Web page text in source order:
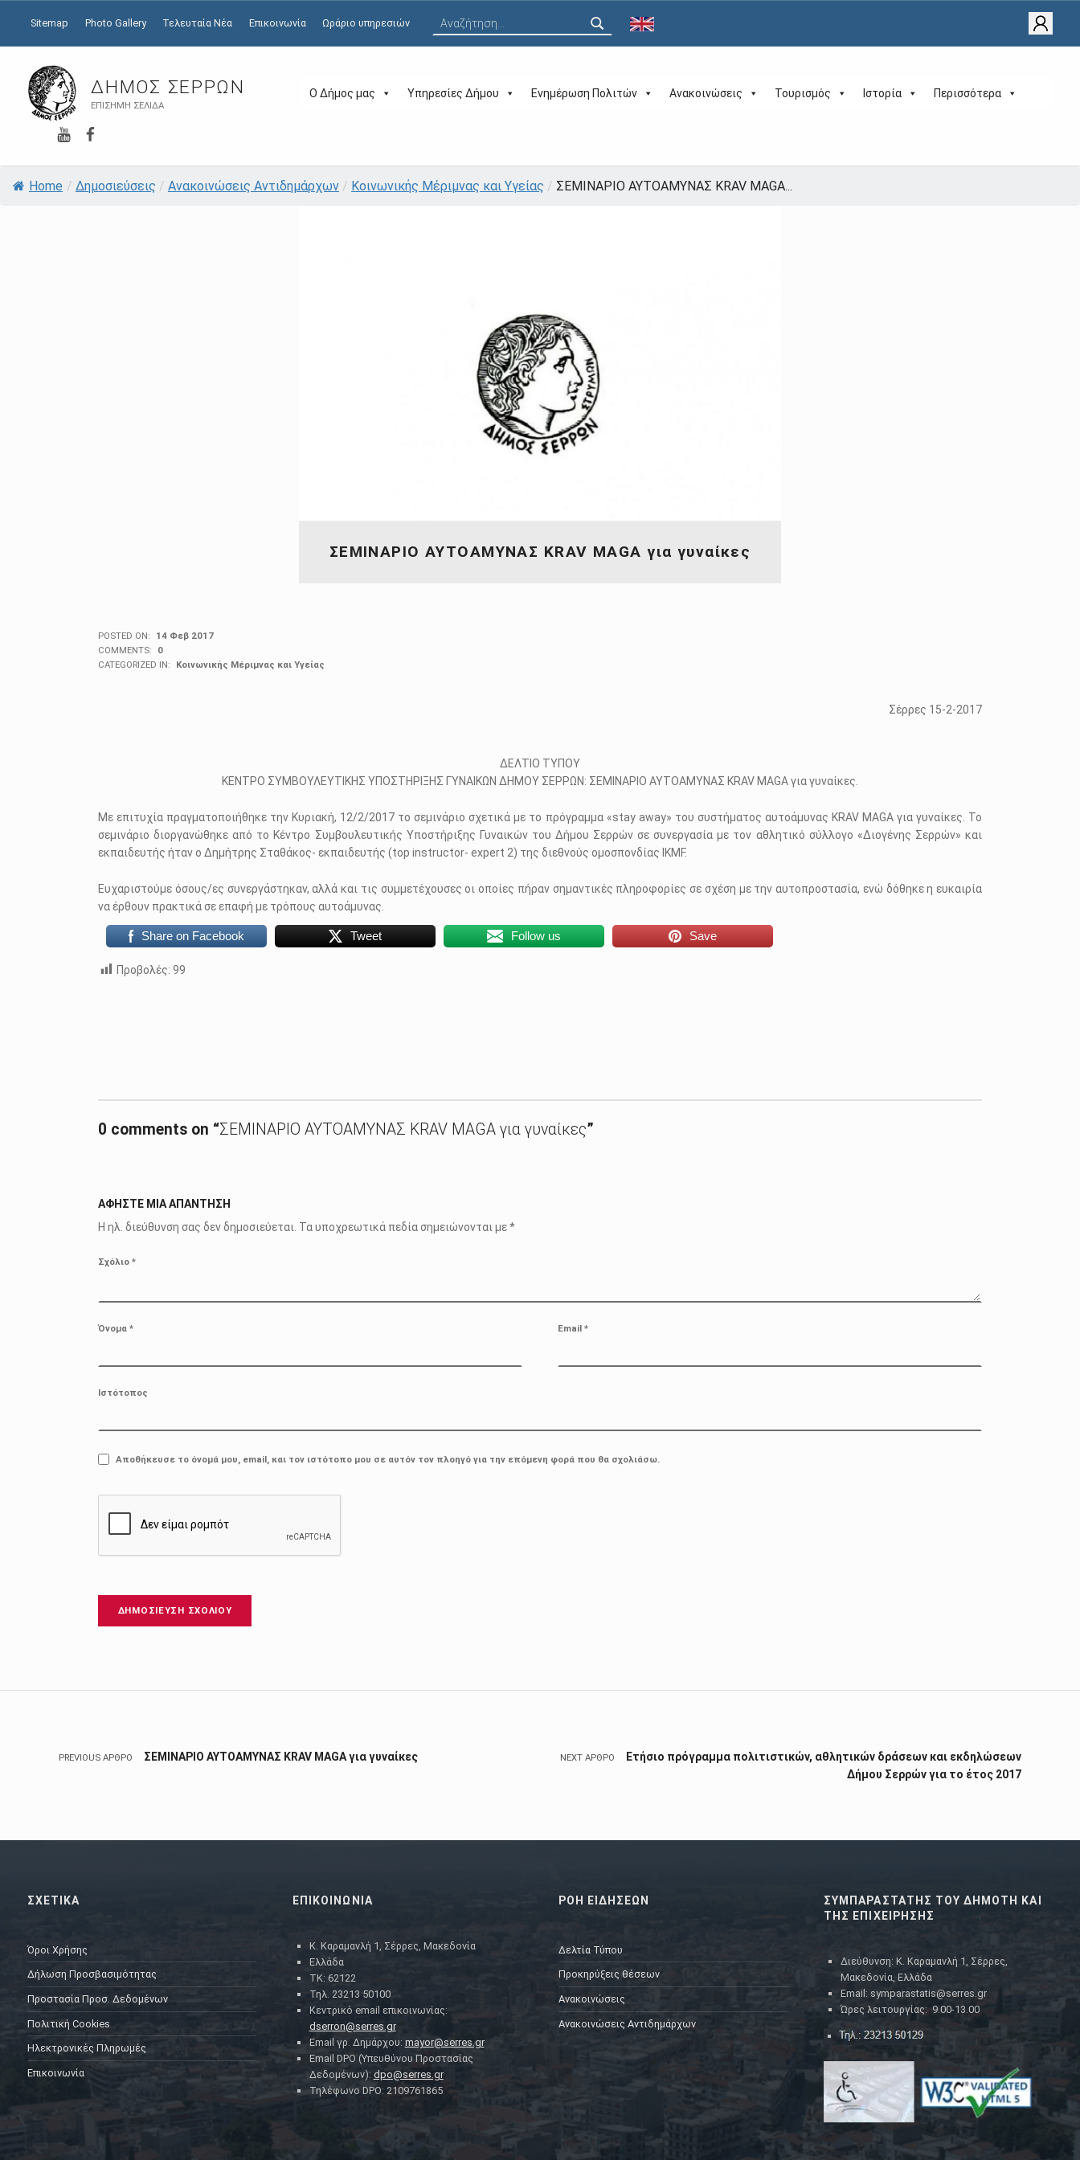
ΔΉΜΟΣ ΣΕΡΡΏΝ
ΕΠΊΣΗΜΗ ΣΕΛΊΔΑ
Ο Δήμος μας Υπηρεσίες Δήμου Ενημέρωση Πολιτών Ανακοινώσεις Τουρισμός Ιστορία Περισσότερα
YouTube
Sitemap Photo Gallery Τελευταία Νέα Επικοινωνία Ωράριο υπηρεσιών
Home / Δημοσιεύσεις / Ανακοινώσεις Αντιδημάρχων / Κοινωνικής Μέριμνας και Υγείας / ΣΕΜΙΝΑΡΙΟ ΑΥΤΟΑΜΥΝΑΣ KRAV MAGA...
ΣΕΜΙΝΑΡΙΟ ΑΥΤΟΑΜΥΝΑΣ KRAV MAGA για γυναίκες
POSTED ON:
14 Φεβ 2017
COMMENTS:
0
CATEGORIZED IN:
Κοινωνικής Μέριμνας και Υγείας
Σέρρες 15-2-2017
ΔΕΛΤΙΟ ΤΥΠΟΥ
ΚΕΝΤΡΟ ΣΥΜΒΟΥΛΕΥΤΙΚΗΣ ΥΠΟΣΤΗΡΙΞΗΣ ΓΥΝΑΙΚΩΝ ΔΗΜΟΥ ΣΕΡΡΩΝ: ΣΕΜΙΝΑΡΙΟ ΑΥΤΟΑΜΥΝΑΣ KRAV MAGA για γυναίκες.
Με επιτυχία πραγματοποιήθηκε την Κυριακή, 12/2/2017 το σεμινάριο σχετικά με το πρόγραμμα «stay away» του συστήματος αυτοάμυνας KRAV MAGA για γυναίκες. Το
σεμινάριο διοργανώθηκε από το Κέντρο Συμβουλευτικής Υποστήριξης Γυναικών του Δήμου Σερρών σε συνεργασία με τον αθλητικό σύλλογο «Διογένης Σερρών» και
εκπαιδευτής ήταν ο Δημήτρης Σταθάκος- εκπαιδευτής (top instructor- expert 2) της διεθνούς ομοσπονδίας IKMF.
Ευχαριστούμε όσους/ες συνεργάστηκαν, αλλά και τις συμμετέχουσες οι οποίες πήραν σημαντικές πληροφορίες σε σχέση με την αυτοπροστασία, ενώ δόθηκε η ευκαιρία
να έρθουν πρακτικά σε επαφή με τρόπους αυτοάμυνας.
Share on Facebook Tweet Follow us Save
Προβολές: 99
0 comments on “ΣΕΜΙΝΑΡΙΟ ΑΥΤΟΑΜΥΝΑΣ KRAV MAGA για γυναίκες”
ΑΦΉΣΤΕ ΜΙΑ ΑΠΆΝΤΗΣΗ
Η ηλ. διεύθυνση σας δεν δημοσιεύεται. Τα υποχρεωτικά πεδία σημειώνονται με*
Σχόλιο *
Όνομα * Email *
Ιστότοπος
Αποθήκευσε το όνομά μου, email, και τον ιστότοπο μου σε αυτόν τον πλοηγό για την επόμενη φορά που θα σχολιάσω.
Πλοήγηση άρθρων
PREVIOUS ΆΡΘΡΟ ΣΕΜΙΝΑΡΙΟ ΑΥΤΟΑΜΥΝΑΣ KRAV MAGA για γυναίκες NEXT ΆΡΘΡΟ
Ετήσιο πρόγραμμα πολιτιστικών, αθλητικών δράσεων και εκδηλώσεων
Δήμου Σερρών για το έτος 2017
ΣΧΕΤΙΚΑ
Όροι Χρήσης
Δήλωση Προσβασιμότητας
Προστασία Προσ. Δεδομένων
Πολιτική Cookies
Ηλεκτρονικές Πληρωμές
Επικοινωνία
ΕΠΙΚΟΙΝΩΝΙΑ
Κ. Καραμανλή 1, Σέρρες, Μακεδονία
Ελλάδα
ΤΚ: 62122
Τηλ. 23213 50100
Κεντρικό email επικοινωνίας:
dserron@serres.gr
Email γρ. Δημάρχου: mayor@serres.gr
Email DPO (Υπευθύνου Προστασίας
Δεδομένων): dpo@serres.gr
Τηλέφωνο DPO: 2109761865
ΡΟΗ ΕΙΔΗΣΕΩΝ
Δελτία Τύπου
Προκηρύξεις θέσεων
Ανακοινώσεις
Ανακοινώσεις Αντιδημάρχων
ΣΥΜΠΑΡΑΣΤΑΤΗΣ ΤΟΥ ΔΗΜΟΤΗ ΚΑΙ
ΤΗΣ ΕΠΙΧΕΙΡΗΣΗΣ
Διεύθυνση: Κ. Καραμανλή 1, Σέρρες,
Μακεδονία, Ελλάδα
Email: symparastatis@serres.gr
Ώρες λειτουργίας: 9.00-13.00